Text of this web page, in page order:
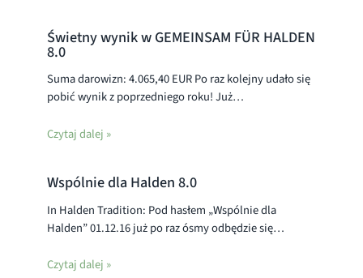
Świetny wynik w GEMEINSAM FÜR HALDEN
8.0
Suma darowizn: 4.065,40 EUR Po raz kolejny udało się
pobić wynik z poprzedniego roku! Już…
Czytaj dalej »
Wspólnie dla Halden 8.0
In Halden Tradition: Pod hasłem „Wspólnie dla
Halden” 01.12.16 już po raz ósmy odbędzie się…
Czytaj dalej »